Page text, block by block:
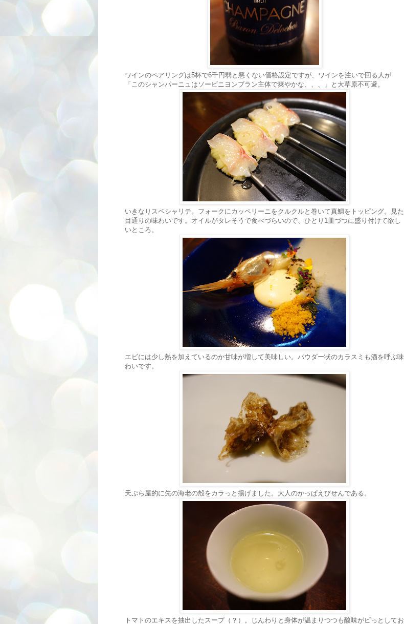
ワインのペアリングは5杯で6千円弱と悪くない価格設定ですが、ワインを注いで回る人が
「このシャンパーニュはソービニヨンブラン主体で爽やかな、、、」と大草原不可避。
いきなりスペシャリテ。フォークにカッペリーニをクルクルと巻いて真鯛をトッピング。見た
目通りの味わいです。オイルがタレそうで食べづらいので、ひとり1皿づつに盛り付けて欲し
いところ。
エビには少し熱を加えているのか甘味が増して美味しい。パウダー状のカラスミも酒を呼ぶ味
わいです。
天ぷら屋的に先の海老の殻をカラっと揚げました。大人のかっぱえびせんである。
トマトのエキスを抽出したスープ（？）。じんわりと身体が温まりつつも酸味がピっとしてお